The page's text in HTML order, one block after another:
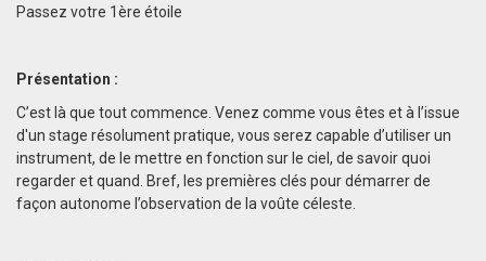
Passez votre 1ère étoile
Présentation :
C’est là que tout commence. Venez comme vous êtes et à l’issue
d'un stage résolument pratique, vous serez capable d’utiliser un
instrument, de le mettre en fonction sur le ciel, de savoir quoi
regarder et quand. Bref, les premières clés pour démarrer de
façon autonome l’observation de la voûte céleste.